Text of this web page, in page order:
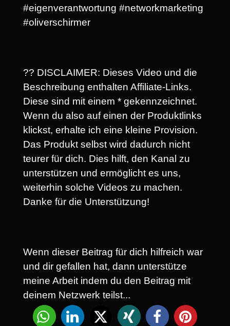
#eigenverantwortung #networkmarketing
#oliverschirmer
?? DISCLAIMER: Dieses Video und die
Beschreibung enthalten Affiliate-Links.
Diese sind mit einem * gekennzeichnet.
Wenn du also auf einen der Produktlinks
klickst, erhalte ich eine kleine Provision.
Das Produkt selbst wird dadurch nicht
teurer für dich. Dies hilft, den Kanal zu
unterstützen und ermöglicht es uns,
weiterhin solche Videos zu machen.
Danke für die Unterstützung!
Wenn dieser Beitrag für dich hilfreich war
und dir gefallen hat, dann unterstütze
meine Arbeit indem du den Beitrag mit
deinem Netzwerk teilst...